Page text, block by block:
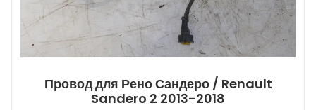
Провод для Рено Сандеро / Renault
Sandero 2 2013-2018